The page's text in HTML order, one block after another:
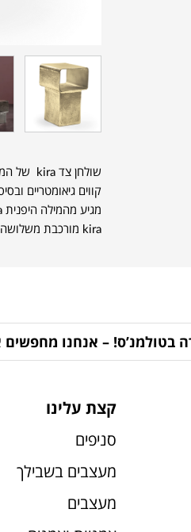
שולחן צד kira של המותג
קווים גיאומטריים
kira מורכבת משלושה שולחנות בגבהים וגדלים שונים שמשלימים את המראה בחלל המעוצב.
בטולמנ’ס! – אנחנו
קצת עלינו
סניפים
מעצבים בשבילך
מעצבים